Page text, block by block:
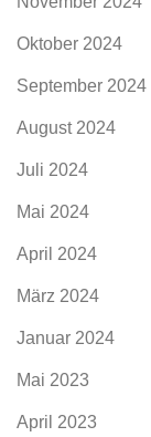
Oktober 2024
September 2024
August 2024
Juli 2024
Mai 2024
April 2024
März 2024
Januar 2024
Mai 2023
April 2023